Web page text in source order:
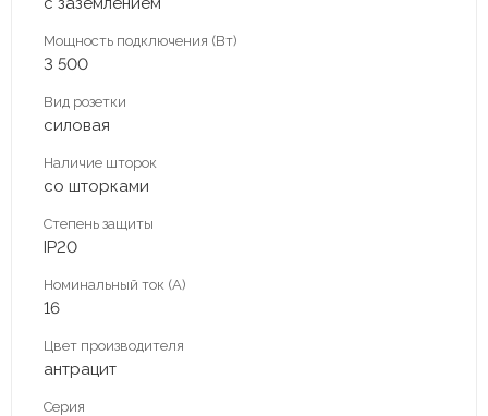
Мощность подключения (Вт)
3 500
Вид розетки
силовая
Наличие шторок
со шторками
Степень защиты
IP20
Номинальный ток (А)
16
Цвет производителя
антрацит
Серия